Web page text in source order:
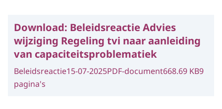
Download: Beleidsreactie Advies
wijziging Regeling tvi naar aanleiding
van capaciteitsproblematiek
Beleidsreactie15-07-2025PDF-document668.69 KB9
pagina's